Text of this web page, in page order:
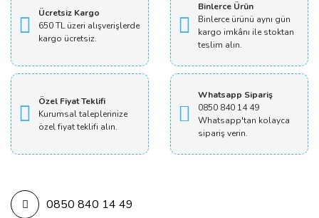
Ücretsiz Kargo
650 TL üzeri alışverişlerde
kargo ücretsiz.
Binlerce Ürün
Binlerce ürünü aynı gün
kargo imkânı ile stoktan
teslim alın.
Özel Fiyat Teklifi
Kurumsal taleplerinize
özel fiyat teklifi alın.
Whatsapp Sipariş
0850 840 14 49
Whatsapp'tan kolayca
sipariş verin.
0850 840 14 49